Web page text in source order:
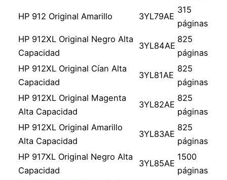
HP 912 Original Amarillo 3YL79AE
315
páginas
HP 912XL Original Negro Alta
Capacidad
3YL84AE
825
páginas
HP 912XL Original Cían Alta
Capacidad
3YL81AE
825
páginas
HP 912XL Original Magenta
Alta Capacidad
3YL82AE
825
páginas
HP 912XL Original Amarillo
Alta Capacidad
3YL83AE
825
páginas
HP 917XL Original Negro Alta
Capacidad
3YL85AE
1500
páginas